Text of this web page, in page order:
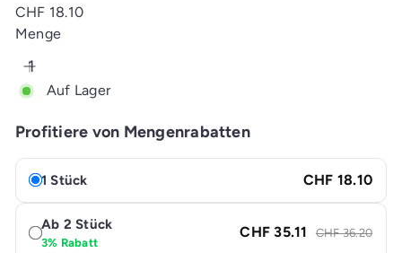
Normaler
Preis
CHF 18.10
Menge
Auf Lager
Profitiere von Mengenrabatten
1 Stück CHF 18.10
Ab 2 Stück
3% Rabatt
CHF 35.11 CHF 36.20